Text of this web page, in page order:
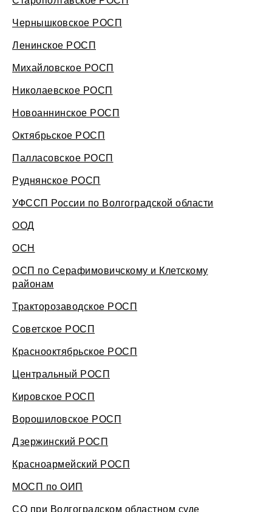
Чернышковское РОСП
Ленинское РОСП
Михайловское РОСП
Николаевское РОСП
Новоаннинское РОСП
Октябрьское РОСП
Палласовское РОСП
Руднянское РОСП
УФССП России по Волгоградской области
ООД
ОСН
ОСП по Серафимовичскому и Клетскому
районам
Тракторозаводское РОСП
Советское РОСП
Краснооктябрьское РОСП
Центральный РОСП
Кировское РОСП
Ворошиловское РОСП
Дзержинский РОСП
Красноармейский РОСП
МОСП по ОИП
СО при Волгоградском областном суде